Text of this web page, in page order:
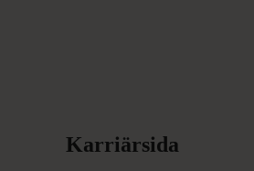
Karriärsida